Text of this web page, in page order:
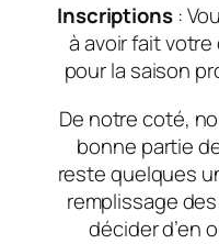
Inscriptions:
à avoir fait
pour la saison
De notre coté,
bonne partie
reste quelques
remplissage
décider d’en